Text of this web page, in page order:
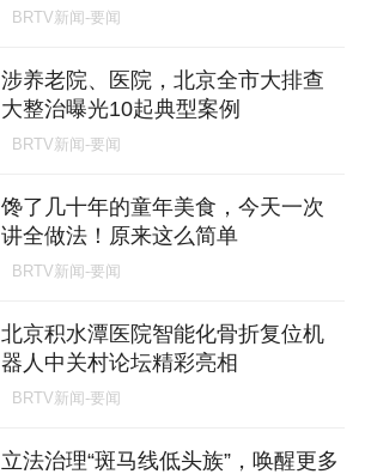
BRTV新闻-要闻
涉养老院、医院，北京全市大排查
大整治曝光10起典型案例
BRTV新闻-要闻
馋了几十年的童年美食，今天一次
讲全做法！原来这么简单
BRTV新闻-要闻
北京积水潭医院智能化骨折复位机
器人中关村论坛精彩亮相
BRTV新闻-要闻
立法治理“斑马线低头族”，唤醒更多